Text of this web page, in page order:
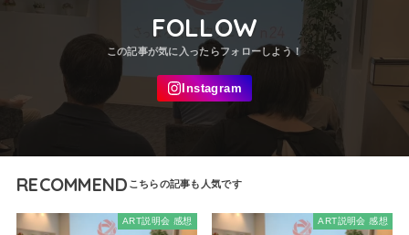
FOLLOW
RECOMMEND
ART説明会 感想 ART説明会 感想